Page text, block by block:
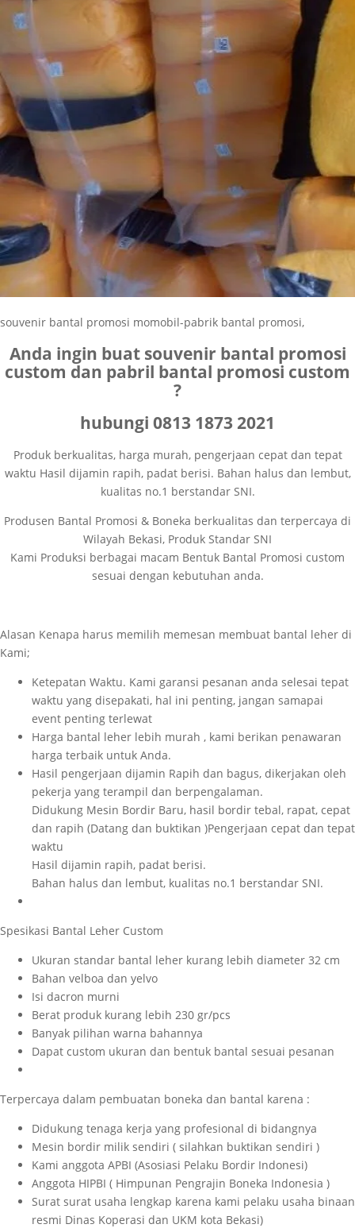
souvenir bantal promosi momobil-pabrik bantal promosi,
Anda ingin buat souvenir bantal promosi
custom dan pabril bantal promosi custom
?
hubungi 0813 1873 2021
Produk berkualitas, harga murah, pengerjaan cepat dan tepat
waktu Hasil dijamin rapih, padat berisi. Bahan halus dan lembut,
kualitas no.1 berstandar SNI.
Produsen Bantal Promosi & Boneka berkualitas dan terpercaya di
Wilayah Bekasi, Produk Standar SNI
Kami Produksi berbagai macam Bentuk Bantal Promosi custom
sesuai dengan kebutuhan anda.
Alasan Kenapa harus memilih memesan membuat bantal leher di
Kami;
Ketepatan Waktu. Kami garansi pesanan anda selesai tepat
waktu yang disepakati, hal ini penting, jangan samapai
event penting terlewat
Harga bantal leher lebih murah , kami berikan penawaran
harga terbaik untuk Anda.
Hasil pengerjaan dijamin Rapih dan bagus, dikerjakan oleh
pekerja yang terampil dan berpengalaman.
Didukung Mesin Bordir Baru, hasil bordir tebal, rapat, cepat
dan rapih (Datang dan buktikan )Pengerjaan cepat dan tepat
waktu
Hasil dijamin rapih, padat berisi.
Bahan halus dan lembut, kualitas no.1 berstandar SNI.
Spesikasi Bantal Leher Custom
Ukuran standar bantal leher kurang lebih diameter 32 cm
Bahan velboa dan yelvo
Isi dacron murni
Berat produk kurang lebih 230 gr/pcs
Banyak pilihan warna bahannya
Dapat custom ukuran dan bentuk bantal sesuai pesanan
Terpercaya dalam pembuatan boneka dan bantal karena :
Didukung tenaga kerja yang profesional di bidangnya
Mesin bordir milik sendiri ( silahkan buktikan sendiri )
Kami anggota APBI (Asosiasi Pelaku Bordir Indonesi)
Anggota HIPBI ( Himpunan Pengrajin Boneka Indonesia )
Surat surat usaha lengkap karena kami pelaku usaha binaan
resmi Dinas Koperasi dan UKM kota Bekasi)